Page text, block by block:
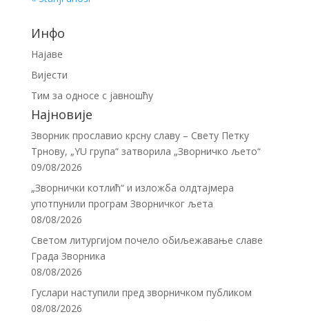
Инфо
Најаве
Вијести
Тим за односе с јавношћу
Најновије
Зворник прославио крсну славу – Свету Петку
Трнову, „YU група“ затворила „Зворничко љето“
09/08/2026
„Зворнички котлић“ и изложба олдтајмера
употпунили програм Зворничког љета
08/08/2026
Светом литургијом почело обиљежавање славе
Града Зворника
08/08/2026
Гуслари наступили пред зворничком публиком
08/08/2026